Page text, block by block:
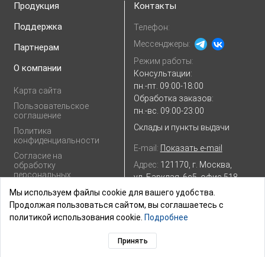
Продукция
Поддержка
Партнерам
О компании
Карта сайта
Пользовательское
соглашение
Политика
конфиденциальности
Согласие на
обработку
персональных
Контакты
Телефон:
Мессенджеры:
Режим работы:
Консультации:
пн.-пт. 09:00-18:00
Обработка заказов:
пн.-вс. 09:00-23:00
Склады и пункты выдачи
E-mail: Показать e-mail
Адрес: 121170, г. Москва,
ул. Барклая, 6с5, офис 518
Посмотреть наЯндекс.картах
Мы используем файлы cookie для вашего удобства.
Продолжая пользоваться сайтом, вы соглашаетесь с
политикой использования cookie. Подробнее
Принять